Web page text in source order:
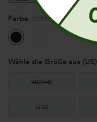
Farbe Schwarz
Wähle die Größe aus (US)
XS(2/4)
L(12)